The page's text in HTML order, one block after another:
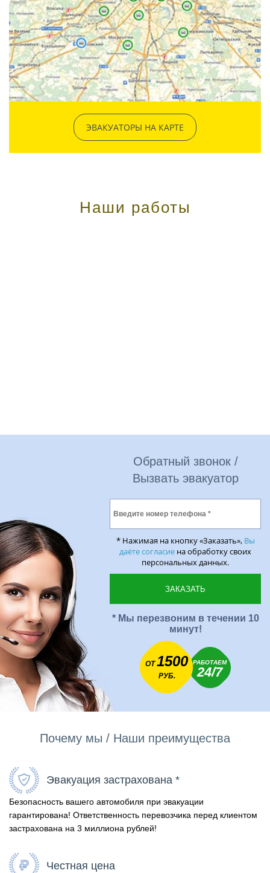
ЭВАКУАТОРЫ НА КАРТЕ
Наши работы
Обратный звонок /
Вызвать эвакуатор
* Нажимая на кнопку «Заказать», Вы
даёте согласие на обработку своих
персональных данных.
* Мы перезвоним в течении 10
минут!
ОТ1500
РУБ.
РАБОТАЕМ
24/7
Почему мы / Наши преимущества
Эвакуация застрахована *
Безопасность вашего автомобиля при эвакуации
гарантирована! Ответственность перевозчика перед клиентом
застрахована на 3 миллиона рублей!
Честная цена